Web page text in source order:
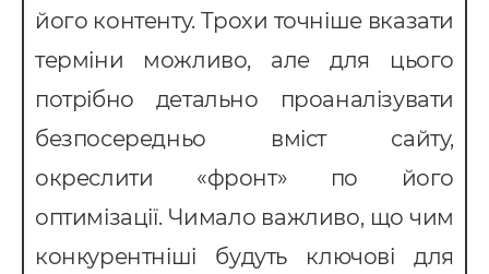
його контенту. Трохи точніше вказати
терміни можливо, але для цього
потрібно детально проаналізувати
безпосередньо вміст сайту,
окреслити «фронт» по його
оптимізації. Чимало важливо, що чим
конкурентніші будуть ключові для